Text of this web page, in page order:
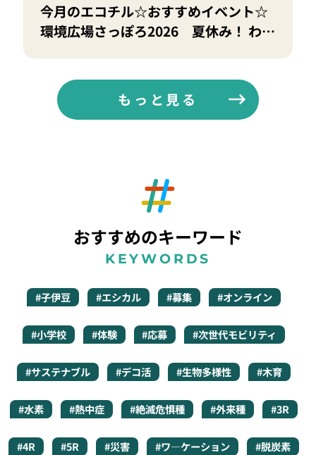
今月のエコチル☆おすすめイベント☆
環境広場さっぽろ2026 夏休み！ わく
もっと見る
おすすめのキーワード
KEYWORDS
#子伊豆 #エシカル #募集 #オンライン
#小学校 #体験 #応募 #次世代モビリティ
#サステナブル #デコ活 #生物多様性 #木育
#水素 #熱中症 #絶滅危惧種 #外来種 #3R
#4R #5R #災害 #ワ―ケーション #脱炭素